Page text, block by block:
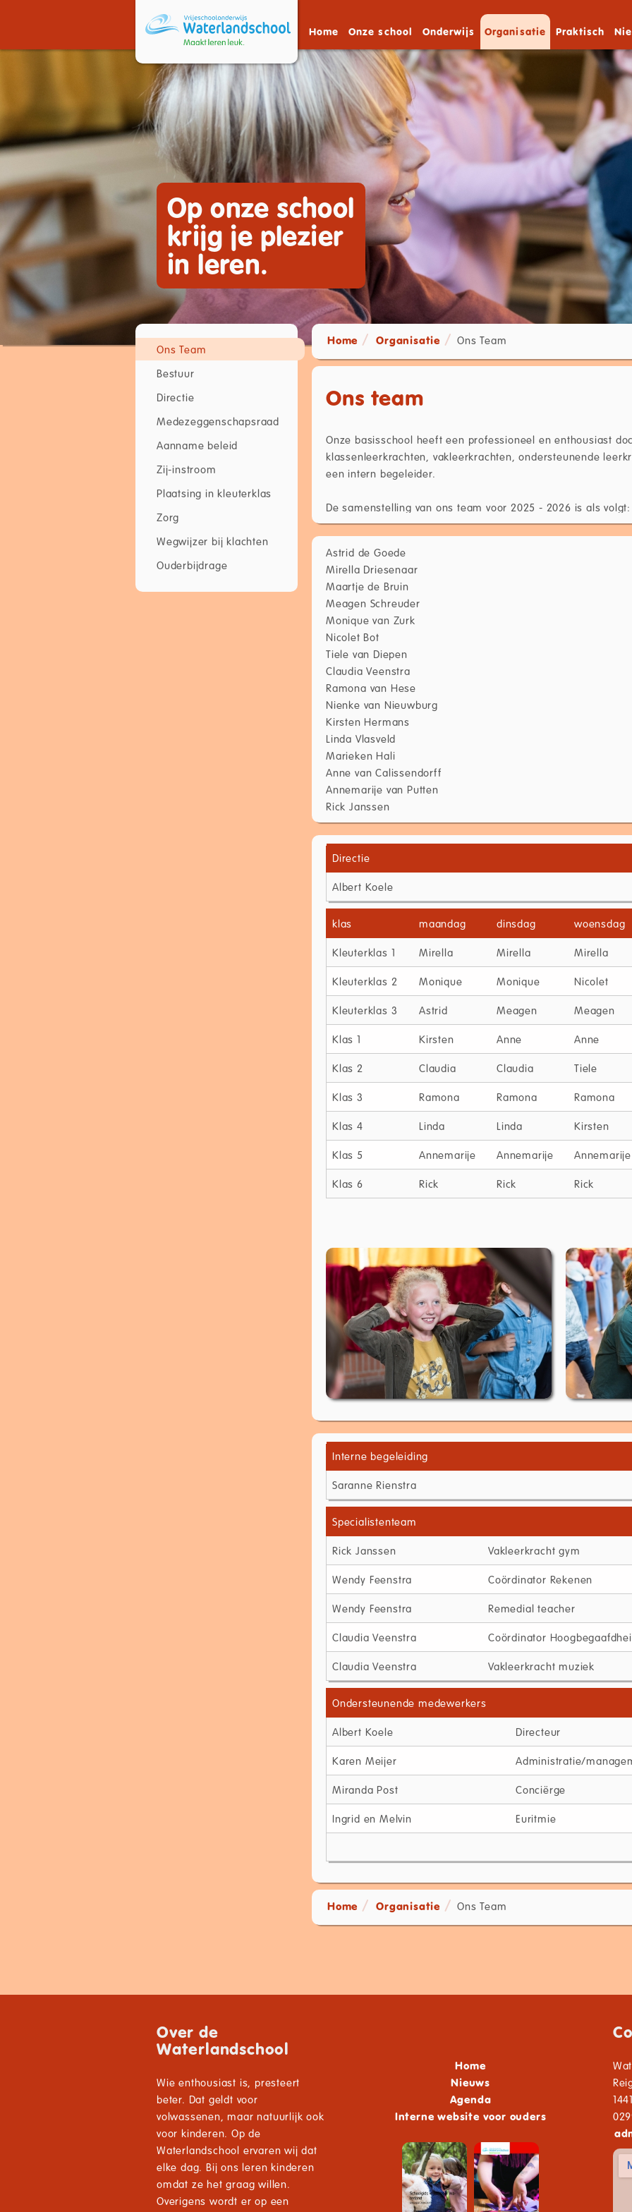
Home Onze school Onderwijs Organisatie Praktisch
Op onze school
krijg je plezier
in leren.
Home Organisatie Ons Team
Ons team
Onze basisschool heeft een professioneel en enthousiast
klassenleerkrachten, vakleerkrachten, ondersteunende
een intern begeleider.
De samenstelling van ons team voor 2025 - 2026 is als volgt:
Astrid de Goede
Mirella Driesenaar
Maartje de Bruin
Meagen Schreuder
Monique van Zurk
Nicolet Bot
Tiele van Diepen
Claudia Veenstra
Ramona van Hese
Nienke van Nieuwburg
Kirsten Hermans
Linda Vlasveld
Marieken Hali
Anne van Calissendorff
Annemarije van Putten
Rick Janssen
Directie
Albert Koele
klas maandag dinsdag woensdag
Kleuterklas 1 Mirella Mirella Mirella
Kleuterklas 2 Monique Monique Nicolet
Kleuterklas 3 Astrid Meagen Meagen
Klas 1 Kirsten Anne Anne
Klas 2 Claudia Claudia Tiele
Klas 3 Ramona Ramona Ramona
Klas 4 Linda Linda Kirsten
Klas 5 Annemarije Annemarije Annemarije
Klas 6 Rick Rick Rick
Interne begeleiding
Saranne Rienstra
Specialistenteam
Rick Janssen Vakleerkracht gym
Wendy Feenstra Coördinator Rekenen
Wendy Feenstra Remedial teacher
Claudia Veenstra Coördinator
Claudia Veenstra Vakleerkracht muziek
Ondersteunende medewerkers
Albert Koele Directeur
Karen Meijer Administratie/
Miranda Post Conciërge
Ingrid en Melvin Euritmie
Home Organisatie Ons Team
Ons Team
Bestuur
Directie
Medezeggenschapsraad
Aanname beleid
Zij-instroom
Plaatsing in kleuterklas
Zorg
Wegwijzer bij klachten
Ouderbijdrage
Over de
Waterlandschool
Wie enthousiast is, presteert
beter. Dat geldt voor
volwassenen, maar natuurlijk ook
voor kinderen. Op de
Waterlandschool ervaren wij dat
elke dag. Bij ons leren kinderen
omdat ze het graag willen.
Overigens wordt er op een
Home
Nieuws
Agenda
Interne website voor ouders